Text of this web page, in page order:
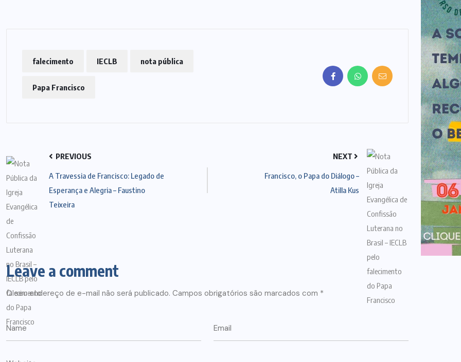
falecimento IECLB nota pública
Papa Francisco
PREVIOUS
A Travessia de Francisco: Legado de
Esperança e Alegria – Faustino
Teixeira
NEXT
Francisco, o Papa do Diálogo –
Atilla Kus
Leave a comment
O seu endereço de e-mail não será publicado. Campos obrigatórios são marcados com *